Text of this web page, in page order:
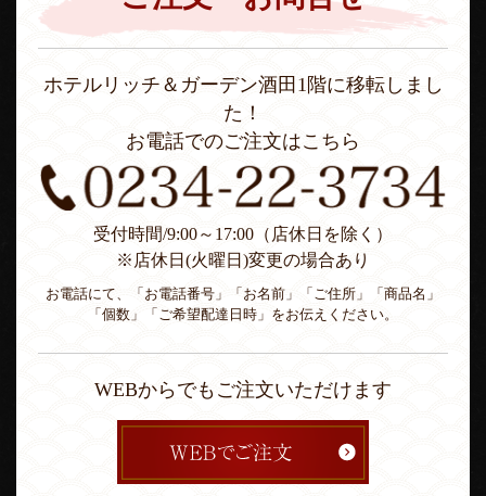
ホテルリッチ＆ガーデン酒田1階に移転しまし
た！
お電話でのご注文はこちら
受付時間/9:00～17:00（店休日を除く）
※店休日(火曜日)変更の場合あり
お電話にて、「お電話番号」「お名前」「ご住所」「商品名」
「個数」「ご希望配達日時」をお伝えください。
WEBからでもご注文いただけます